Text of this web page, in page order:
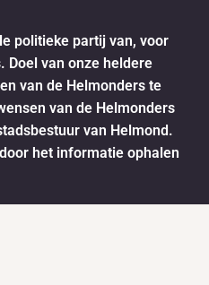
politieke partij van, voor
Doel van onze heldere
van de Helmonders te
van de Helmonders
van Helmond.
het informatie ophalen